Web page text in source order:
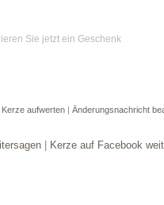
Sie jetzt ein Geschenk
Kerze aufwerten | Änderungsnachricht
Kerze auf Facebook